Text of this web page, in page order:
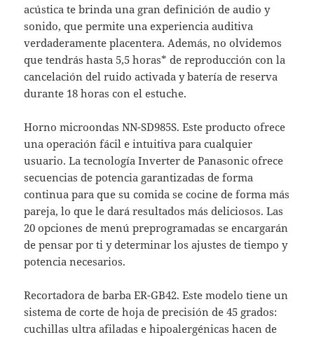
acústica te brinda una gran definición de audio y
sonido, que permite una experiencia auditiva
verdaderamente placentera. Además, no olvidemos
que tendrás hasta 5,5 horas* de reproducción con la
cancelación del ruido activada y batería de reserva
durante 18 horas con el estuche.
Horno microondas NN-SD985S. Este producto ofrece
una operación fácil e intuitiva para cualquier
usuario. La tecnología Inverter de Panasonic ofrece
secuencias de potencia garantizadas de forma
continua para que su comida se cocine de forma más
pareja, lo que le dará resultados más deliciosos. Las
20 opciones de menú preprogramadas se encargarán
de pensar por ti y determinar los ajustes de tiempo y
potencia necesarios.
Recortadora de barba ER-GB42. Este modelo tiene un
sistema de corte de hoja de precisión de 45 grados:
cuchillas ultra afiladas e hipoalergénicas hacen de